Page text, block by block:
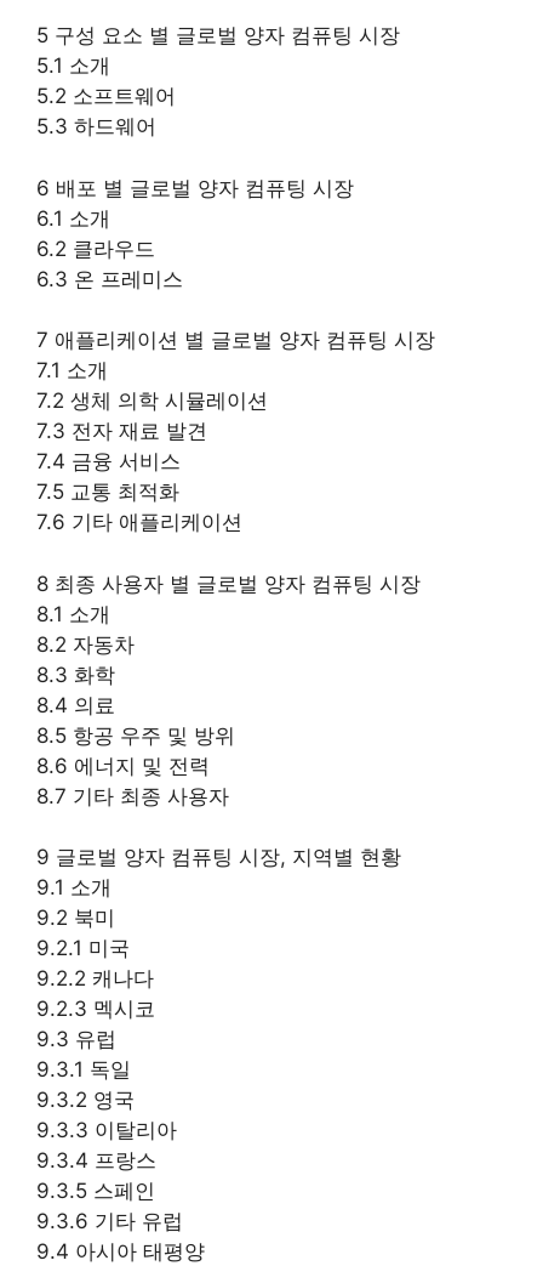
5 구성 요소 별 글로벌 양자 컴퓨팅 시장
5.1 소개
5.2 소프트웨어
5.3 하드웨어
6 배포 별 글로벌 양자 컴퓨팅 시장
6.1 소개
6.2 클라우드
6.3 온 프레미스
7 애플리케이션 별 글로벌 양자 컴퓨팅 시장
7.1 소개
7.2 생체 의학 시뮬레이션
7.3 전자 재료 발견
7.4 금융 서비스
7.5 교통 최적화
7.6 기타 애플리케이션
8 최종 사용자 별 글로벌 양자 컴퓨팅 시장
8.1 소개
8.2 자동차
8.3 화학
8.4 의료
8.5 항공 우주 및 방위
8.6 에너지 및 전력
8.7 기타 최종 사용자
9 글로벌 양자 컴퓨팅 시장, 지역별 현황
9.1 소개
9.2 북미
9.2.1 미국
9.2.2 캐나다
9.2.3 멕시코
9.3 유럽
9.3.1 독일
9.3.2 영국
9.3.3 이탈리아
9.3.4 프랑스
9.3.5 스페인
9.3.6 기타 유럽
9.4 아시아 태평양